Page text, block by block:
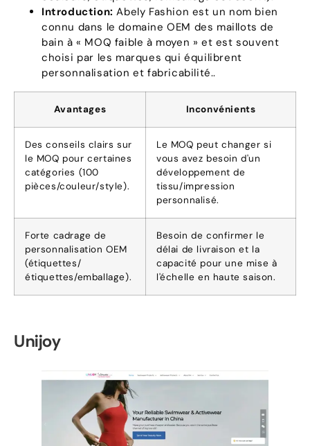
Introduction: Abely Fashion est un nom bien
connu dans le domaine OEM des maillots de
bain à « MOQ faible à moyen » et est souvent
choisi par les marques qui équilibrent
personnalisation et fabricabilité..
Avantages Inconvénients
Des conseils clairs sur
le MOQ pour certaines
catégories (100
pièces/couleur/style).
Le MOQ peut changer si
vous avez besoin d'un
développement de
tissu/impression
personnalisé.
Forte cadrage de
personnalisation OEM
(étiquettes/
étiquettes/emballage).
Besoin de confirmer le
délai de livraison et la
capacité pour une mise à
l'échelle en haute saison.
Unijoy